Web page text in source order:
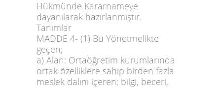
Hükmünde Kararnameye
dayanılarak hazırlanmıştır.
Tanımlar
MADDE 4- (1) Bu Yönetmelikte
geçen;
a) Alan: Ortaöğretim kurumlarında
ortak özelliklere sahip birden fazla
meslek dalını içeren; bilgi, beceri,